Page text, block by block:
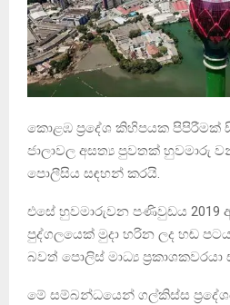
කොළඹ ප්‍රදේශ කිහිපයක පිපිරීමක්
ජාලාවල අසත්‍ය පුවතක් හුවමාරු
පොලීසිය සඳහන් කරයි.
එසේ හුවමාරුවන පණිවුඩය 2019
පුද්ගලයෙක් මුදා හරින ලද හඬ
බවත් පොලිස් මාධ්‍ය
මේ සම්බන්ධයෙන් ගල්කිස්ස